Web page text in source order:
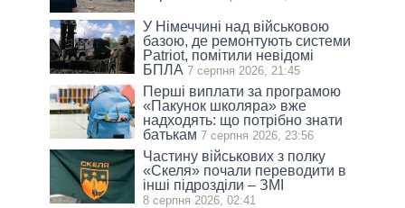
У Німеччині над військовою
базою, де ремонтують системи
Patriot, помітили невідомі
БПЛА 7 серпня 2026, 21:45
Перші виплати за програмою
«Пакунок школяра» вже
надходять: що потрібно знати
батькам 7 серпня 2026, 23:56
Частину військових з полку
«Скеля» почали переводити в
інші підрозділи – ЗМІ
8 серпня 2026, 02:41